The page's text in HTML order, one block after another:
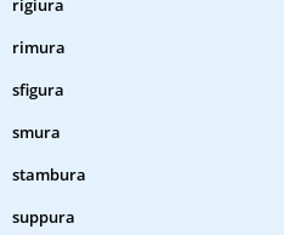
rigiura
rimura
sfigura
smura
stambura
suppura